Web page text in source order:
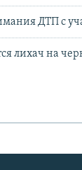
ДТП с
лихач на